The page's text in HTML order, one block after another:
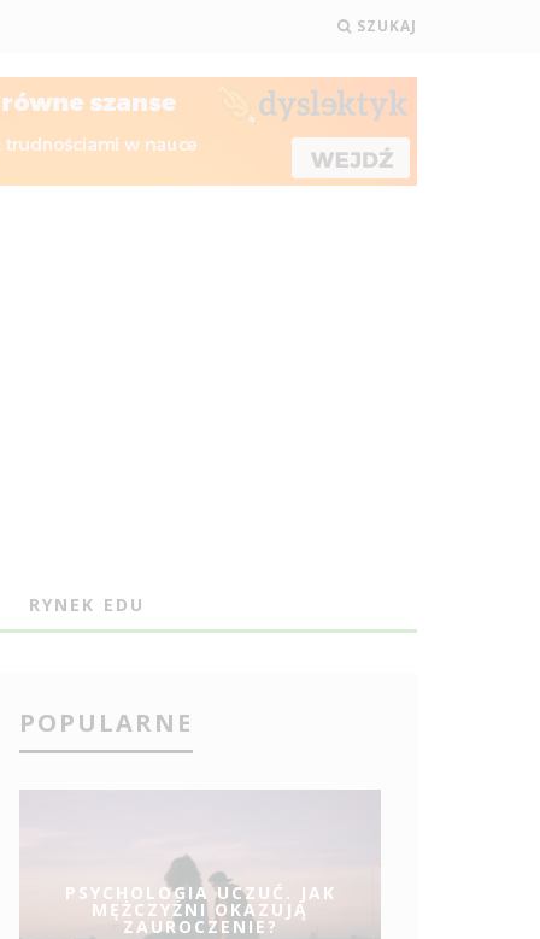
SZUKAJ
RYNEK EDU
POPULARNE
PSYCHOLOGIA UCZUĆ. JAK
MĘŻCZYŹNI OKAZUJĄ
ZAUROCZENIE?